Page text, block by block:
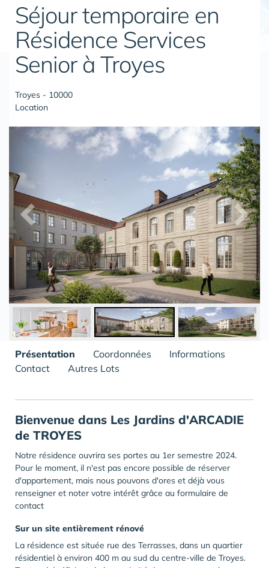
Séjour temporaire en
Résidence Services
Senior à Troyes
Troyes - 10000
Location
Présentation Coordonnées
Informations
Contact
Autres Lots
Bienvenue dans Les Jardins d'ARCADIE
de TROYES
Notre résidence ouvrira ses portes au 1er semestre 2024.
Pour le moment, il n'est pas encore possible de réserver
d'appartement, mais nous pouvons d'ores et déjà vous
renseigner et noter votre intérêt grâce au formulaire de
contact
Sur un site entièrement rénové
La résidence est située rue des Terrasses, dans un quartier
résidentiel à environ 400 m au sud du centre-ville de Troyes.